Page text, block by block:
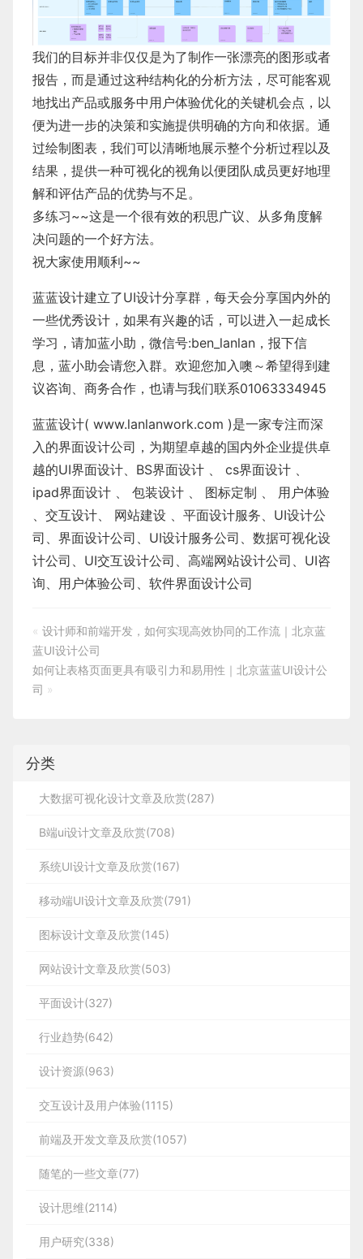
我们的目标并非仅仅是为了制作一张漂亮的图形或者
报告，而是通过这种结构化的分析方法，尽可能客观
地找出产品或服务中用户体验优化的关键机会点，以
便为进一步的决策和实施提供明确的方向和依据。通
过绘制图表，我们可以清晰地展示整个分析过程以及
结果，提供一种可视化的视角以便团队成员更好地理
解和评估产品的优势与不足。
多练习~~这是一个很有效的积思广议、从多角度解
决问题的一个好方法。
祝大家使用顺利~~
蓝蓝设计建立了UI设计分享群，每天会分享国内外的
一些优秀设计，如果有兴趣的话，可以进入一起成长
学习，请加蓝小助，微信号:ben_lanlan，报下信
息，蓝小助会请您入群。欢迎您加入噢～希望得到建
议咨询、商务合作，也请与我们联系01063334945
蓝蓝设计( www.lanlanwork.com )是一家专注而深
入的界面设计公司，为期望卓越的国内外企业提供卓
越的UI界面设计、 BS界面设计 、 cs界面设计 、
ipad界面设计 、 包装设计 、 图标定制 、 用户体验
、 交互设计、 网站建设 、 平面设计服务、 UI设计公
司 、 界面设计公司 、 UI设计服务公司 、 数据可视化设
计公司 、 UI交互设计公司 、 高端网站设计公司 、 UI咨
询、 用户体验公司 、 软件界面设计公司
« 设计师和前端开发，如何实现高效协同的工作流｜北京蓝
蓝UI设计公司
如何让表格页面更具有吸引力和易用性｜北京蓝蓝UI设计公
司 »
分类
大数据可视化设计文章及欣赏(287)
B端ui设计文章及欣赏(708)
系统UI设计文章及欣赏(167)
移动端UI设计文章及欣赏(791)
图标设计文章及欣赏(145)
网站设计文章及欣赏(503)
平面设计(327)
行业趋势(642)
设计资源(963)
交互设计及用户体验(1115)
前端及开发文章及欣赏(1057)
随笔的一些文章(77)
设计思维(2114)
用户研究(338)